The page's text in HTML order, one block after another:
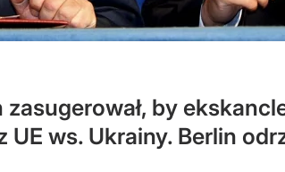
zasugerował, by
UE ws. Ukrainy. Berlin